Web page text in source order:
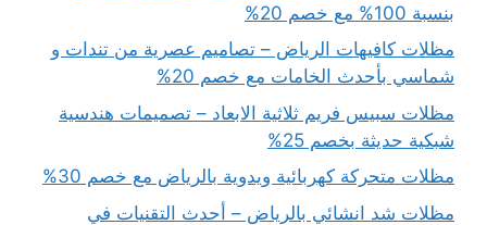
بنسبة 100% مع خصم 20%
مظلات كافيهات الرياض – تصاميم عصرية من تندات و
شماسي بأحدث الخامات مع خصم 20%
مظلات سبيس فريم ثلاثية الابعاد – تصميمات هندسية
شبكية حديثة بخصم 25%
مظلات متحركة كهربائية ويدوية بالرياض مع خصم 30%
مظلات شد انشائي بالرياض – أحدث التقنيات في